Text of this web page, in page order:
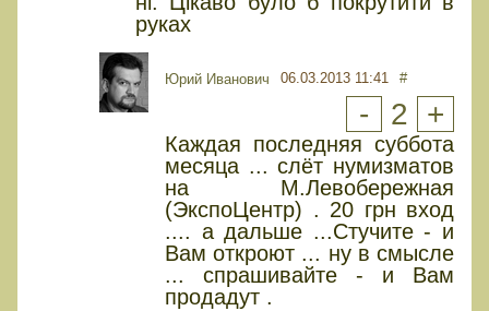
руках
Юрий Иванович 06.03.2013 11:41 #
- 2 +
Каждая последняя суббота
месяца ... слёт нумизматов
на М.Левобережная
(ЭкспоЦентр) . 20 грн вход
.... а дальше ...Стучите - и
Вам откроют ... ну в смысле
... спрашивайте - и Вам
продадут .